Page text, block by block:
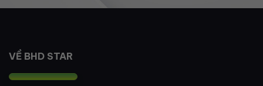
VỀ BHD STAR